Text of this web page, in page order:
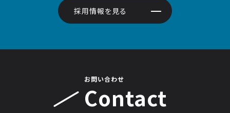
採用情報を見る
お問い合わせ
Contact